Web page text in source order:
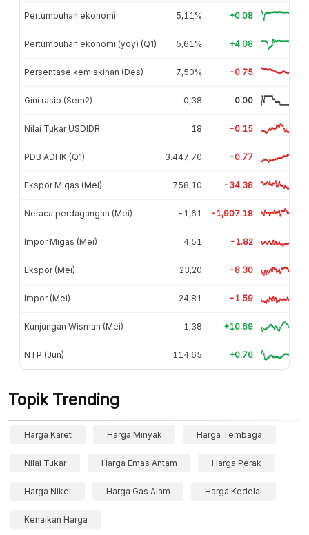
Pertumbuhan ekonomi 5,11% +0.08
Pertumbuhan ekonomi (yoy) (Q1) 5,61% +4.08
Persentase kemiskinan (Des) 7,50% -0.75
Gini rasio (Sem2) 0,38 0.00
Nilai Tukar USDIDR 18 -0.15
PDB ADHK (Q1) 3.447,70 -0.77
Ekspor Migas (Mei) 758,10 -34.38
Neraca perdagangan (Mei) -1,61 -1,907.18
Impor Migas (Mei) 4,51 -1.82
Ekspor (Mei) 23,20 -8.30
Impor (Mei) 24,81 -1.59
Kunjungan Wisman (Mei) 1,38 +10.69
NTP (Jun) 114,65 +0.76
Topik Trending
Harga Karet Harga Minyak Harga Tembaga
Nilai Tukar Harga Emas Antam Harga Perak
Harga Nikel Harga Gas Alam Harga Kedelai
Kenaikan Harga